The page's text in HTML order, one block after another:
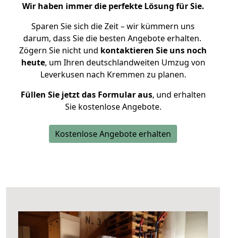
Wir haben immer die perfekte Lösung für Sie.
Sparen Sie sich die Zeit – wir kümmern uns
darum, dass Sie die besten Angebote erhalten.
Zögern Sie nicht und kontaktieren Sie uns noch
heute, um Ihren deutschlandweiten Umzug von
Leverkusen nach Kremmen zu planen.
Füllen Sie jetzt das Formular aus, und erhalten
Sie kostenlose Angebote.
Kostenlose Angebote erhalten